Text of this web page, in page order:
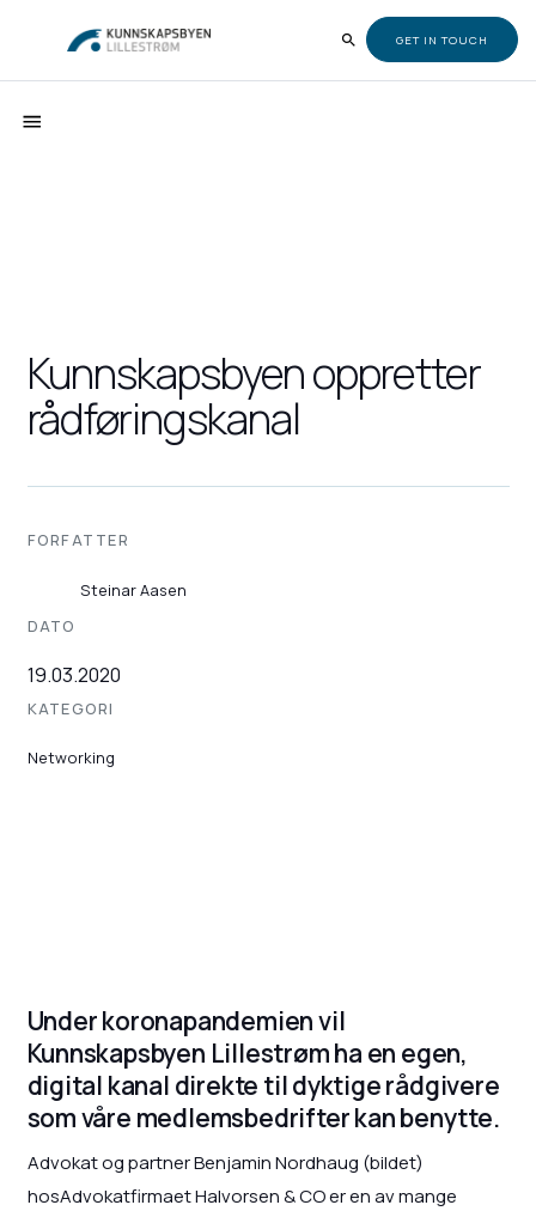
GET IN TOUCH
Kunnskapsbyen oppretter
rådføringskanal
FORFATTER
Steinar Aasen
DATO
19.03.2020
KATEGORI
Networking
Under koronapandemien vil
Kunnskapsbyen Lillestrøm ha en egen,
digital kanal direkte til dyktige rådgivere
som våre medlemsbedrifter kan benytte.
Advokat og partner Benjamin Nordhaug (bildet)
hosAdvokatfirmaet Halvorsen & CO er en av mange